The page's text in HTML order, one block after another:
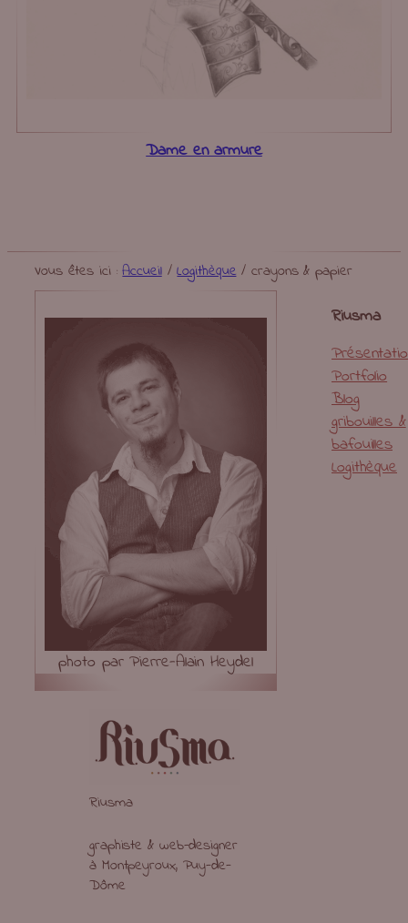
Dame en armure
Vous êtes ici :Accueil/Logithèque/crayons & papier
photo par Pierre-Alain Heydel
Riusma
graphiste & web-designer
à Montpeyroux, Puy-de-
Dôme
Riusma
Portfolio
Blog
gribouilles &
bafouilles
Logithèque